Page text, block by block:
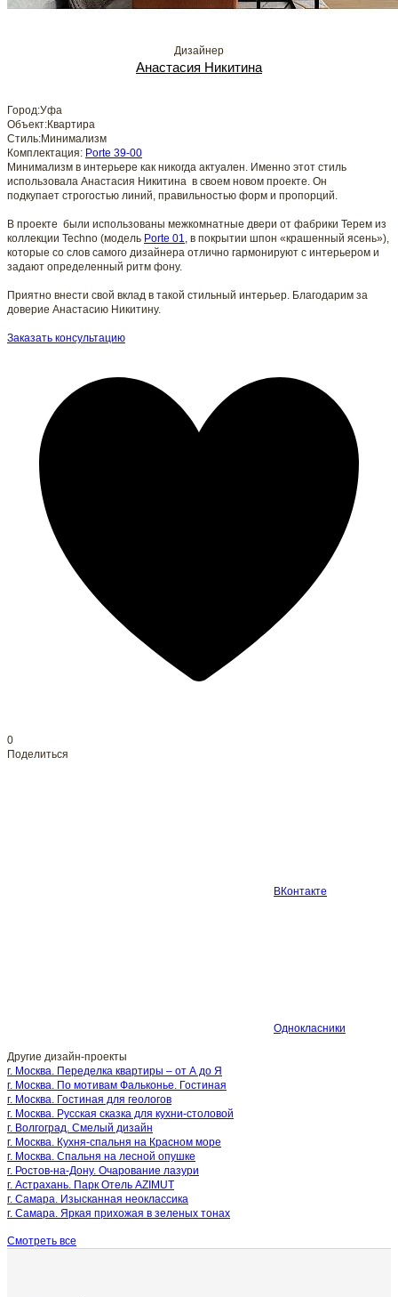
Дизайнер
Анастасия Никитина
Город:Уфа
Объект:Квартира
Стиль:Минимализм
Комплектация: Porte 39-00
Минимализм в интерьере как никогда актуален. Именно этот стиль
использовала Анастасия Никитина в своем новом проекте. Он
подкупает строгостью линий, правильностью форм и пропорций.
В проекте были использованы межкомнатные двери от фабрики Терем из
коллекции Techno (модель Porte 01
, в покрытии шпон «крашенный ясень»),
которые со слов самого дизайнера отлично гармонируют с интерьером и
задают определенный ритм фону.
Приятно внести свой вклад в такой стильный интерьер. Благодарим за
доверие Анастасию Никитину.
Заказать консультацию
0
Поделиться
ВКонтакте
Однокласники
Другие дизайн-проекты
г. Москва. Переделка квартиры – от А до Я
г. Москва. По мотивам Фальконье. Гостиная
г. Москва. Гостиная для геологов
г. Москва. Русская сказка для кухни-столовой
г. Волгоград. Смелый дизайн
г. Москва. Кухня-спальня на Красном море
г. Москва. Спальня на лесной опушке
г. Ростов-на-Дону. Очарование лазури
г. Астрахань. Парк Отель AZIMUT
г. Самара. Изысканная неоклассика
г. Самара. Яркая прихожая в зеленых тонах
Смотреть все